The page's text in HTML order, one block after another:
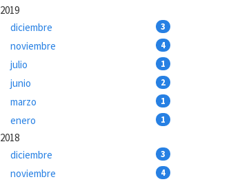
2019
diciembre
3
noviembre 4
julio 1
junio 2
marzo 1
enero 1
2018
diciembre
3
noviembre 4